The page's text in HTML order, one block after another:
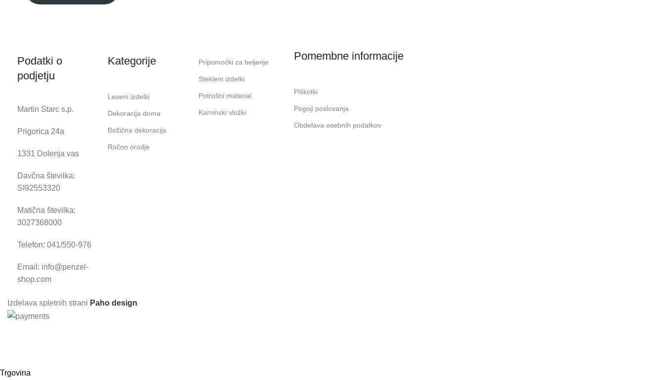
Podatki o
podjetju
Martin Starc s.p.
Prigorica 24a
1331 Dolenja vas
Davčna številka:
SI92553320
Matična številka:
3027368000
Telefon: 041/550-976
Email: info@penzel-
shop.com
Kategorije
Leseni izdelki
Dekoracija doma
Božična dekoracija
Ročno orodje
Pripomočki za beljenje
Stekleni izdelki
Potrošni material
Kaminski vložki
Pomembne informacije
Piškotki
Pogoji poslovanja
Obdelava osebnih podatkov
Izdelava spletnih strani Paho design
Trgovina